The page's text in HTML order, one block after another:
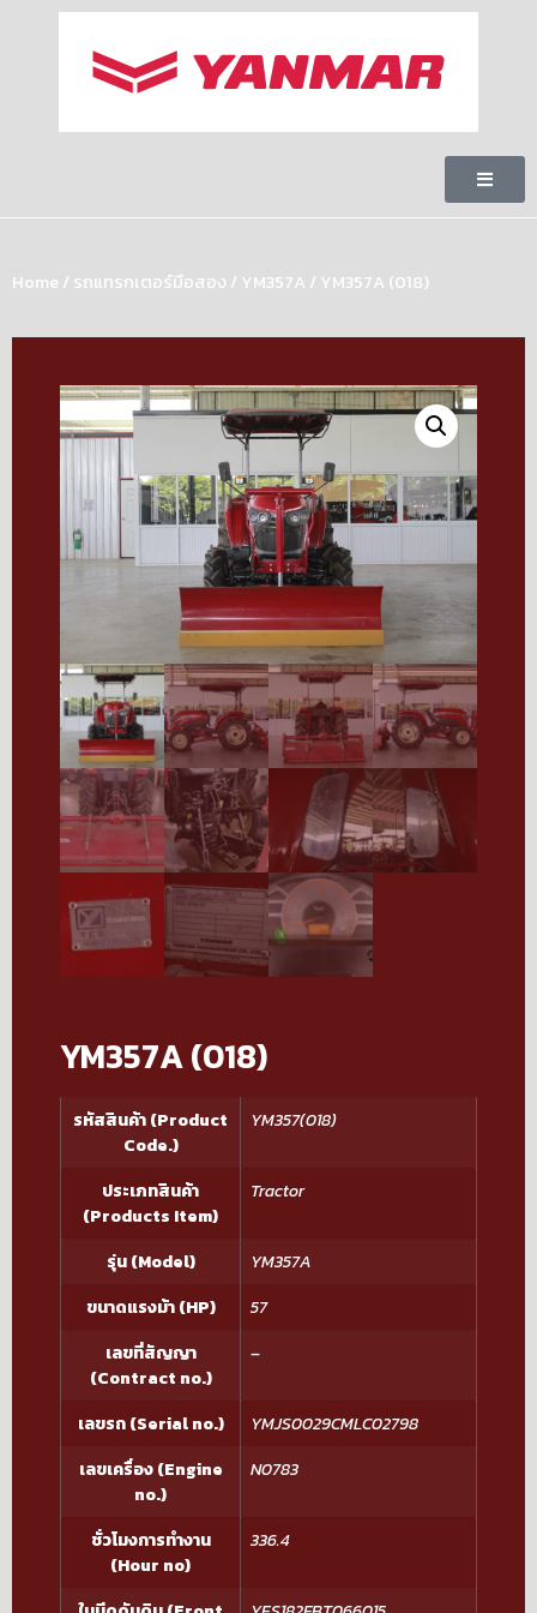
Home / รถแทรกเตอร์มือสอง / YM357A / YM357A (018)
YM357A (018)
รหัสสินค้า (Product
Code.)
YM357(018)
ประเภทสินค้า
(Products Item)
Tractor
รุ่น (Model)
YM357A
ขนาดแรงม้า (HP)
57
เลขที่สัญญา
(Contract no.)
–
เลขรถ (Serial no.)
YMJS0029CMLC02798
เลขเครื่อง (Engine
no.)
N0783
ชั่วโมงการทำงาน
(Hour no)
336.4